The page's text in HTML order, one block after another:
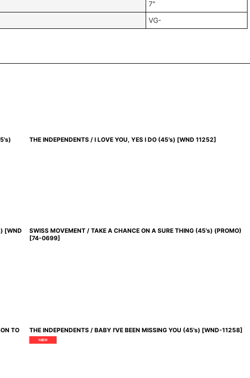
7"
VG-
THE INDEPENDENTS / I LOVE YOU, YES I DO (45's) [WND 11252]
[WND
SWISS MOVEMENT / TAKE A CHANCE ON A SURE THING (45's) (PROMO)
[74-0699]
TO
THE INDEPENDENTS / BABY I'VE BEEN MISSING YOU (45's) [WND-11258]